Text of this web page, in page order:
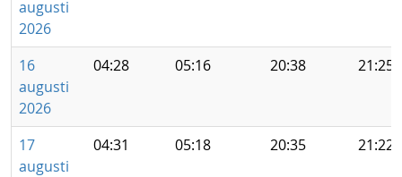
augusti
2026
16
augusti
2026
04:28 05:16 20:38 21:25
17
augusti
04:31 05:18 20:35 21:22